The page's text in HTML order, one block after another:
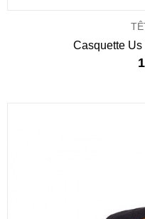
Casquette